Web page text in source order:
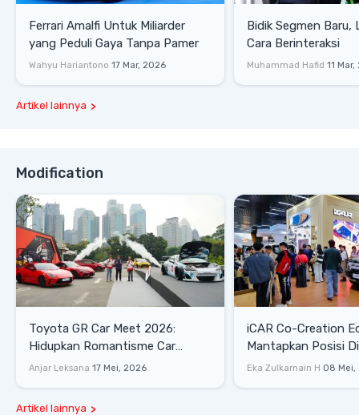
Ferrari Amalfi Untuk Miliarder
yang Peduli Gaya Tanpa Pamer
Wahyu Hariantono 17 Mar, 2026
Bidik Segmen Baru,
Cara Berinteraksi
Muhammad Hafid 11
Artikel lainnya
Modification
Toyota GR Car Meet 2026:
Hidupkan Romantisme Car
Culture Era 90-an
Anjar Leksana 17 Mei, 2026
iCAR Co-Creation
Mantapkan Posisi
Gaya Hidup
Eka Zulkarnain H 08 Mei,
Artikel lainnya